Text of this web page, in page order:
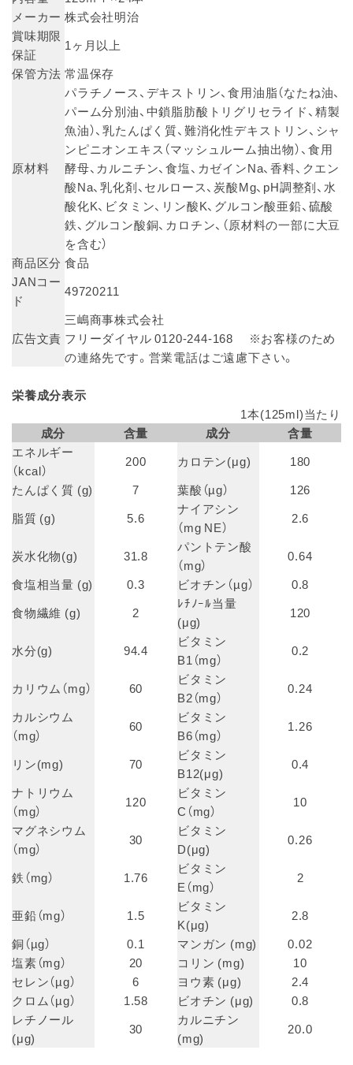
メーカー 株式会社明治
賞味期限
保証
1ヶ月以上
保管方法 常温保存
原材料
パラチノース、デキストリン、食用油脂（なたね油、
パーム分別油、中鎖脂肪酸トリグリセライド、精製
魚油）、乳たんぱく質、難消化性デキストリン、シャ
ンピニオンエキス（マッシュルーム抽出物）、食用
酵母、カルニチン、食塩、カゼインNa、香料、クエン
酸Na、乳化剤、セルロース、炭酸Mg、pH調整剤、水
酸化K、ビタミン、リン酸K、グルコン酸亜鉛、硫酸
鉄、グルコン酸銅、カロチン、（原材料の一部に大豆
を含む）
商品区分 食品
JANコー
ド
49720211
広告文責
三嶋商事株式会社
フリーダイヤル 0120-244-168 ※お客様のため
の連絡先です。営業電話はご遠慮下さい。
栄養成分表示
1本(125ml)当たり
成分
含量 成分
含量
エネルギー
（kcal）
200 カロテン(μg)
180
たんぱく質 (g)
7 葉酸（µg）
126
脂質 (g)
5.6
ナイアシン
（mg NE）
2.6
炭水化物(g) 31.8
パントテン酸
（mg）
0.64
食塩相当量 (g)
0.3 ビオチン（µg）
0.8
食物繊維 (g)
2
ﾚﾁﾉｰﾙ当量
(μg)
120
水分(g) 94.4
ビタミン
B1（mg）
0.2
カリウム（mg） 60
ビタミン
B2（mg）
0.24
カルシウム
（mg）
60
ビタミン
B6（mg）
1.26
リン(mg) 70
ビタミン
B12(μg)
0.4
ナトリウム
（mg）
120
ビタミン
C（mg）
10
マグネシウム
（mg）
30
ビタミン
D(μg)
0.26
鉄（mg） 1.76
ビタミン
E（mg）
2
亜鉛（mg） 1.5
ビタミン
K(μg)
2.8
銅（µg）
0.1 マンガン (mg)
0.02
塩素（mg）
20 コリン (mg)
10
セレン（µg）
6 ヨウ素 (μg)
2.4
クロム（µg）
1.58 ビオチン (μg)
0.8
レチノール
(μg)
30
カルニチン
(mg)
20.0